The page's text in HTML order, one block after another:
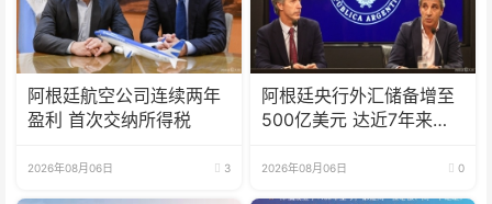
阿根廷航空公司连续两年
盈利 首次交纳所得税
2026年08月06日 3
阿根廷央行外汇储备增至
500亿美元 达近7年来最
2026年08月06日 0